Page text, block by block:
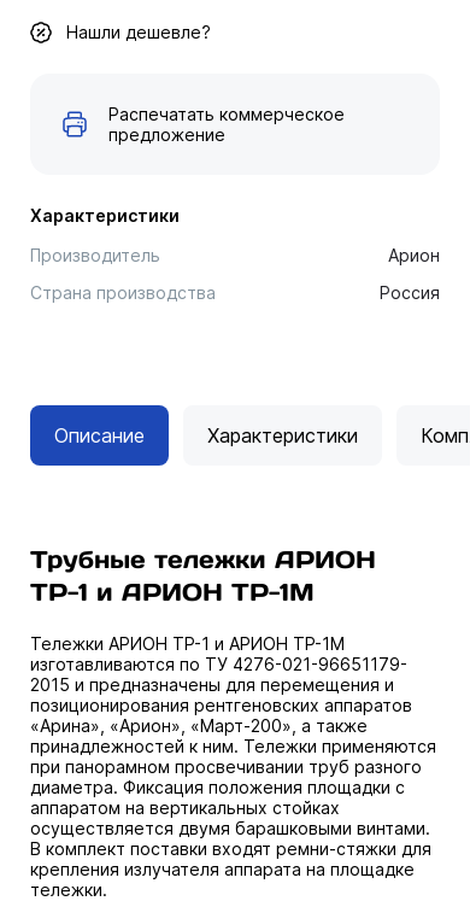
Характеристики
Производитель
Арион
Страна производства
Россия
Нашли дешевле?
Распечатать коммерческое
предложение
Описание Характеристики
Трубные тележки АРИОН
ТР-1 и АРИОН ТР-1М
Тележки АРИОН ТР-1 и АРИОН ТР-1М
изготавливаются по ТУ 4276-021-96651179-
2015 и предназначены для перемещения и
позиционирования рентгеновских аппаратов
«Арина», «Арион», «Март-200», а также
принадлежностей к ним. Тележки применяются
при панорамном просвечивании труб разного
диаметра. Фиксация положения площадки с
аппаратом на вертикальных стойках
осуществляется двумя барашковыми винтами.
В комплект поставки входят ремни-стяжки для
крепления излучателя аппарата на площадке
тележки.